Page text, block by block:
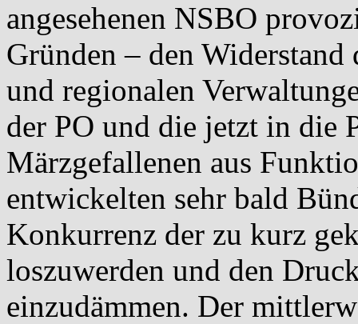
angesehenen NSBO
Gründen – den
und regionalen
der PO und die jetzt in die
Märzgefallenen aus
entwickelten sehr bald
Konkurrenz der zu kurz
loszuwerden und den
einzudämmen. Der